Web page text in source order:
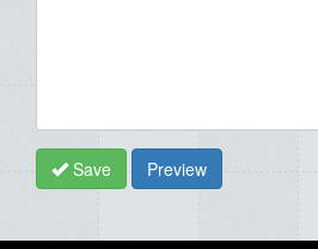
Save Preview